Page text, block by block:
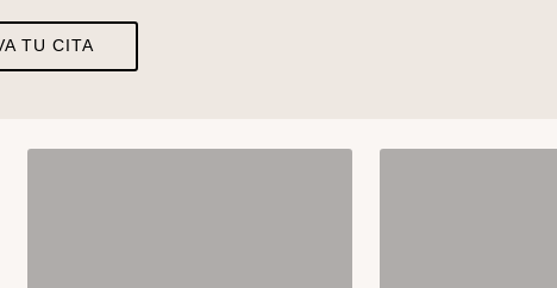
TU CITA